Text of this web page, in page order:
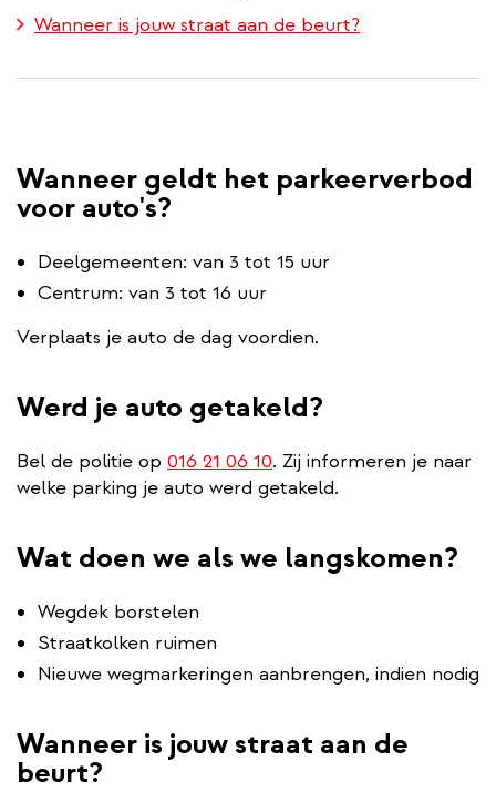
Wanneer is jouw straat aan de beurt?
Wanneer geldt het parkeerverbod
voor auto's?
Deelgemeenten: van 3 tot 15 uur
Centrum: van 3 tot 16 uur
Verplaats je auto de dag voordien.
Werd je auto getakeld?
Bel de politie op 016 21 06 10. Zij informeren je naar
welke parking je auto werd getakeld.
Wat doen we als we langskomen?
Wegdek borstelen
Straatkolken ruimen
Nieuwe wegmarkeringen aanbrengen, indien nodig
Wanneer is jouw straat aan de
beurt?